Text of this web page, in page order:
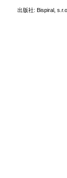
出版社: Bispiral,